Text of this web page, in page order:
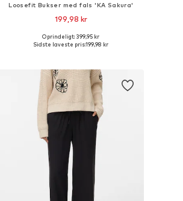
Loosefit Bukser med fals 'KA Sakura'
199,98 kr
+17
Oprindeligt: 399,95 kr
Sidste laveste pris:199,98 kr